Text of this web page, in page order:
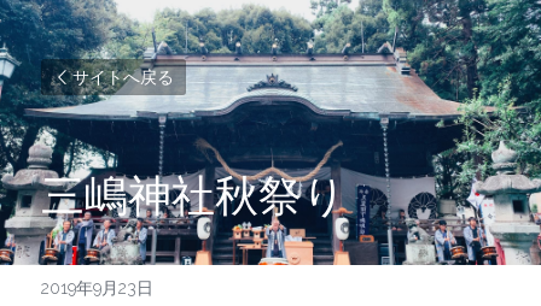
サイトへ戻る
三嶋神社秋祭り
2019年9月23日